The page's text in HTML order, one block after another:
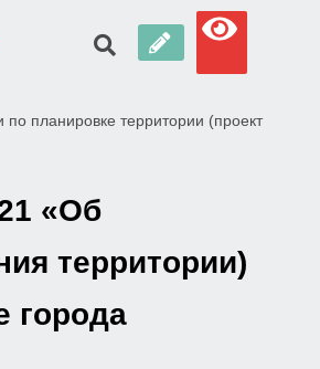
планировке территории (проект
«Об
территории)
города